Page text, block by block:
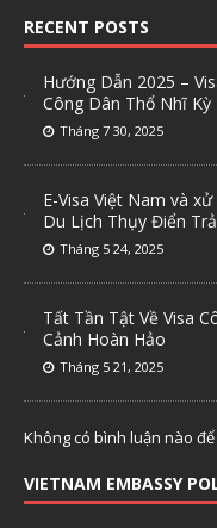
RECENT POSTS
Hướng Dẫn 2025 –
Công Dân Thổ Nhĩ Kỳ
Tháng 7 30, 2025
E-Visa Việt Nam và
Du Lịch Thụy Điển
Tháng 5 24, 2025
Tất Tần Tật Về Visa
Cảnh Hoàn Hảo
Tháng 5 21, 2025
Không có bình luận nào
VIETNAM EMBASSY